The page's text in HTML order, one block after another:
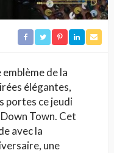
de la
élégantes,
portes ce jeudi
Town. Cet
avec la
une